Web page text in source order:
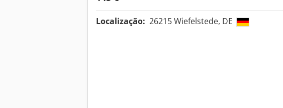
Localização: 26215 Wiefelstede, DE